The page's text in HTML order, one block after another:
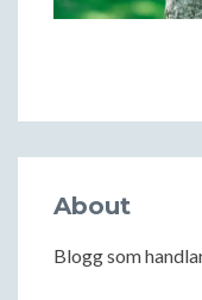
About
Blogg som